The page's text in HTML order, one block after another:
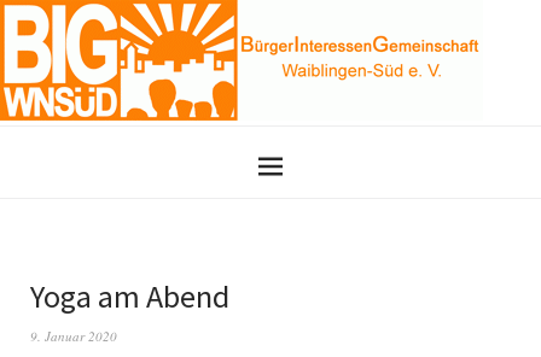
Yoga am Abend
9. Januar 2020